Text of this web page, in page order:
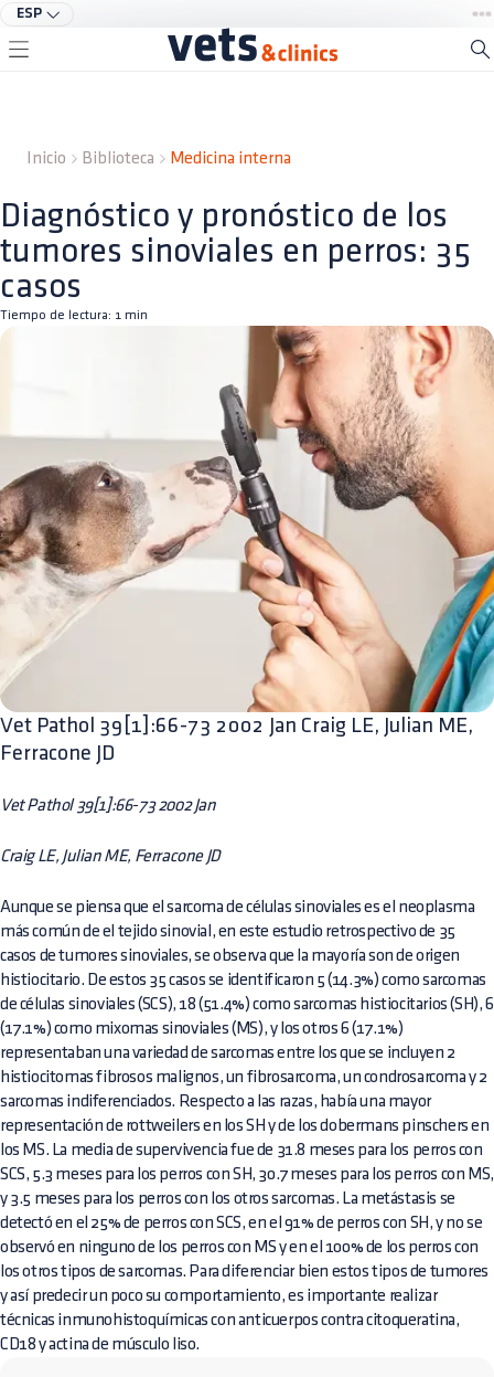
ESP
Inicio Biblioteca Medicina interna
Diagnóstico y pronóstico de los
tumores sinoviales en perros: 35
casos
Tiempo de lectura: 1 min
Vet Pathol 39[1]:66-73 2002 Jan Craig LE, Julian ME,
Ferracone JD
Vet Pathol 39[1]:66-73 2002 Jan
Craig LE, Julian ME, Ferracone JD
Aunque se piensa que el sarcoma de células sinoviales es el neoplasma
más común de el tejido sinovial, en este estudio retrospectivo de 35
casos de tumores sinoviales, se observa que la mayoría son de origen
histiocitario. De estos 35 casos se identificaron 5 (14.3%) como sarcomas
de células sinoviales (SCS), 18 (51.4%) como sarcomas histiocitarios (SH), 6
(17.1%) como mixomas sinoviales (MS), y los otros 6 (17.1%)
representaban una variedad de sarcomas entre los que se incluyen 2
histiocitomas fibrosos malignos, un fibrosarcoma, un condrosarcoma y 2
sarcomas indiferenciados. Respecto a las razas, había una mayor
representación de rottweilers en los SH y de los dobermans pinschers en
los MS. La media de supervivencia fue de 31.8 meses para los perros con
SCS, 5.3 meses para los perros con SH, 30.7 meses para los perros con MS,
y 3.5 meses para los perros con los otros sarcomas. La metástasis se
detectó en el 25% de perros con SCS, en el 91% de perros con SH, y no se
observó en ninguno de los perros con MS y en el 100% de los perros con
los otros tipos de sarcomas. Para diferenciar bien estos tipos de tumores
y así predecir un poco su comportamiento, es importante realizar
técnicas inmunohistoquímicas con anticuerpos contra citoqueratina,
CD18 y actina de músculo liso.